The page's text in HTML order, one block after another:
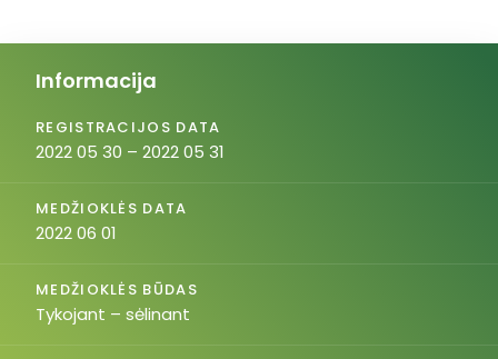
Informacija
REGISTRACIJOS DATA
2022 05 30 – 2022 05 31
MEDŽIOKLĖS DATA
2022 06 01
MEDŽIOKLĖS BŪDAS
Tykojant – sėlinant